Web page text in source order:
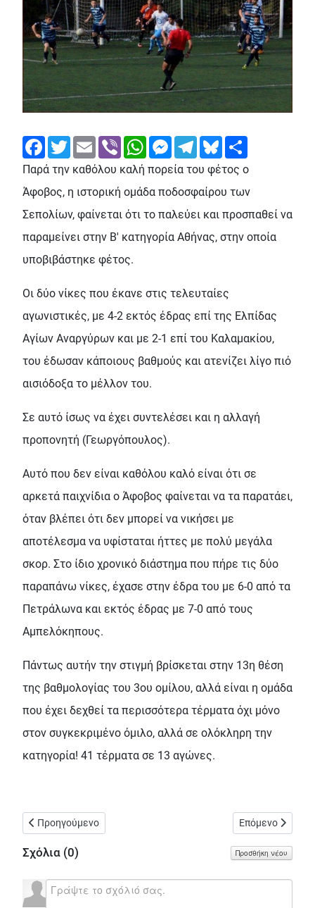
FacebookTwitterEmail Viber WhatsAppMessengerTelegramBluesky
Παρά την καθόλου καλή πορεία του φέτος ο
Άφοβος, η ιστορική ομάδα ποδοσφαίρου των
Σεπολίων, φαίνεται ότι το παλεύει και προσπαθεί να
παραμείνει στην Β' κατηγορία Αθήνας, στην οποία
υποβιβάστηκε φέτος.
Οι δύο νίκες που έκανε στις τελευταίες
αγωνιστικές, με 4-2 εκτός έδρας επί της Ελπίδας
Αγίων Αναργύρων και με 2-1 επί του Καλαμακίου,
του έδωσαν κάποιους βαθμούς και ατενίζει λίγο πιό
αισιόδοξα το μέλλον του.
Σε αυτό ίσως να έχει συντελέσει και η αλλαγή
προπονητή (Γεωργόπουλος).
Αυτό που δεν είναι καθόλου καλό είναι ότι σε
αρκετά παιχνίδια ο Άφοβος φαίνεται να τα παρατάει,
όταν βλέπει ότι δεν μπορεί να νικήσει με
αποτέλεσμα να υφίσταται ήττες με πολύ μεγάλα
σκορ. Στο ίδιο χρονικό διάστημα που πήρε τις δύο
παραπάνω νίκες, έχασε στην έδρα του με 6-0 από τα
Πετράλωνα και εκτός έδρας με 7-0 από τους
Αμπελόκηπους.
Πάντως αυτήν την στιγμή βρίσκεται στην 13η θέση
της βαθμολογίας του 3ου ομίλου, αλλά είναι η ομάδα
που έχει δεχθεί τα περισσότερα τέρματα όχι μόνο
στον συγκεκριμένο όμιλο, αλλά σε ολόκληρη την
κατηγορία! 41 τέρματα σε 13 αγώνες.
Προηγούμενο άρθρο: Η φωτογράφηση της ανδρικής ομάδας
Προηγούμενο Επόμενο άρθρο:
Επόμενο
Σχόλια (0) Προσθήκη νέου